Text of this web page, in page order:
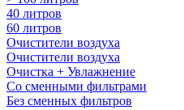
40 литров
60 литров
Очистители воздуха
Очистители воздуха
Очистка + Увлажнение
Cо сменными фильтрами
Без сменных фильтров